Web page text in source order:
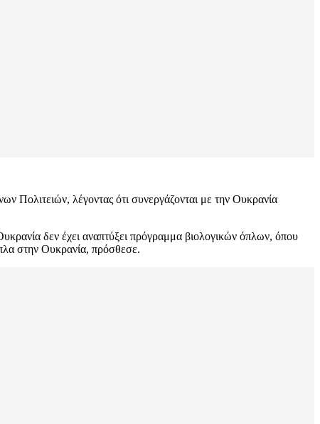
Πολιτειών, λέγοντας ότι συνεργάζονται με την Ουκρανία
δεν έχει αναπτύξει πρόγραμμα βιολογικών όπλων, όπου
στην Ουκρανία, πρόσθεσε.